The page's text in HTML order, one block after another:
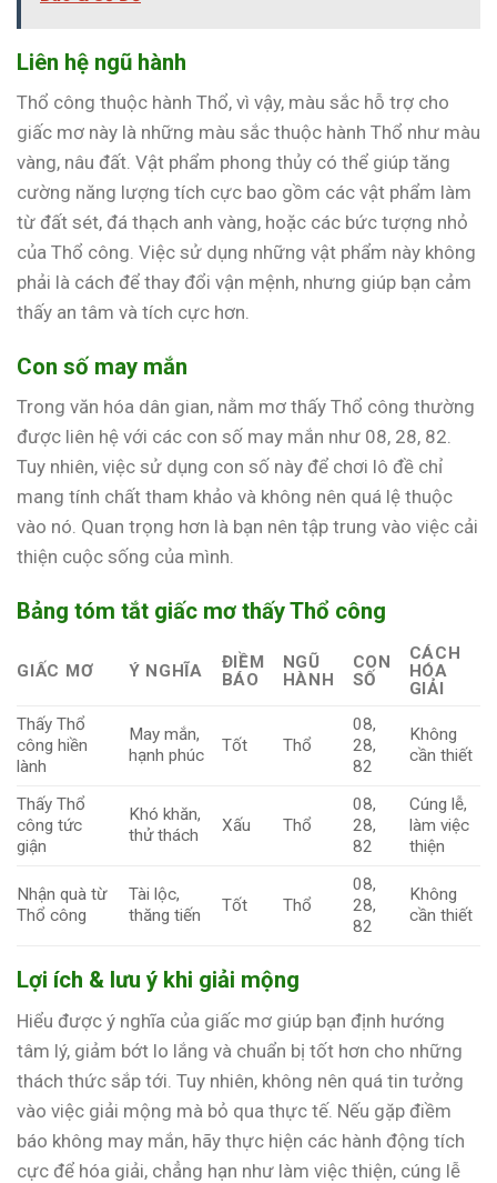
Liên hệ ngũ hành
Thổ công thuộc hành Thổ, vì vậy, màu sắc hỗ trợ cho
giấc mơ này là những màu sắc thuộc hành Thổ như màu
vàng, nâu đất. Vật phẩm phong thủy có thể giúp tăng
cường năng lượng tích cực bao gồm các vật phẩm làm
từ đất sét, đá thạch anh vàng, hoặc các bức tượng nhỏ
của Thổ công. Việc sử dụng những vật phẩm này không
phải là cách để thay đổi vận mệnh, nhưng giúp bạn cảm
thấy an tâm và tích cực hơn.
Con số may mắn
Trong văn hóa dân gian, nằm mơ thấy Thổ công thường
được liên hệ với các con số may mắn như 08, 28, 82.
Tuy nhiên, việc sử dụng con số này để chơi lô đề chỉ
mang tính chất tham khảo và không nên quá lệ thuộc
vào nó. Quan trọng hơn là bạn nên tập trung vào việc cải
thiện cuộc sống của mình.
Bảng tóm tắt giấc mơ thấy Thổ công
GIẤC MƠ Ý NGHĨA
ĐIỀM
BÁO
NGŨ
HÀNH
CON
SỐ
CÁCH
HÓA
GIẢI
Thấy Thổ
công hiền
lành
May mắn,
hạnh phúc
Tốt Thổ
08,
28,
82
Không
cần thiết
Thấy Thổ
công tức
giận
Khó khăn,
thử thách
Xấu Thổ
08,
28,
82
Cúng lễ,
làm việc
thiện
Nhận quà từ
Thổ công
Tài lộc,
thăng tiến
Tốt Thổ
08,
28,
82
Không
cần thiết
Lợi ích & lưu ý khi giải mộng
Hiểu được ý nghĩa của giấc mơ giúp bạn định hướng
tâm lý, giảm bớt lo lắng và chuẩn bị tốt hơn cho những
thách thức sắp tới. Tuy nhiên, không nên quá tin tưởng
vào việc giải mộng mà bỏ qua thực tế. Nếu gặp điềm
báo không may mắn, hãy thực hiện các hành động tích
cực để hóa giải, chẳng hạn như làm việc thiện, cúng lễ